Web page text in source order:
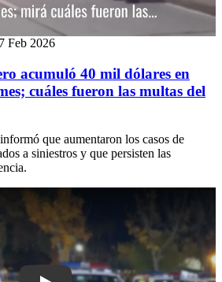
Feb 2026
acumuló 40 mil dólares en
cuáles fueron las multas del
que aumentaron los casos de
a siniestros y que persisten las